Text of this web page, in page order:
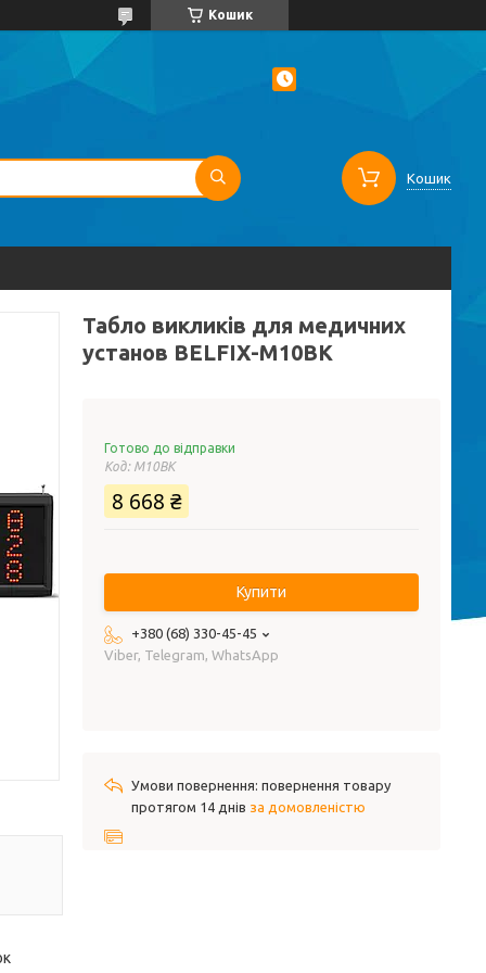
Кошик
Кошик
Табло викликів для медичних
установ BELFIX-M10BK
Готово до відправки
Код: M10BK
8 668 ₴
Купити
+380 (68) 330-45-45
Viber, Telegram, WhatsApp
повернення товару
протягом 14 днів за домовленістю